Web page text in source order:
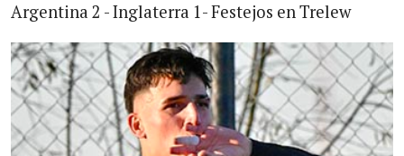
Argentina 2 - Inglaterra 1- Festejos en Trelew